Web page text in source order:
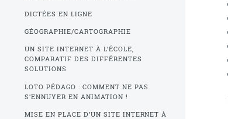
DICTÉES EN LIGNE
GÉOGRAPHIE/CARTOGRAPHIE
UN SITE INTERNET À L’ÉCOLE,
COMPARATIF DES DIFFÉRENTES
SOLUTIONS
LOTO PÉDAGO : COMMENT NE PAS
S’ENNUYER EN ANIMATION !
MISE EN PLACE D’UN SITE INTERNET À